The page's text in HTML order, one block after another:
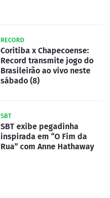
RECORD
Coritiba x Chapecoense:
Record transmite jogo do
Brasileirão ao vivo neste
sábado (8)
SBT
SBT exibe pegadinha
inspirada em “O Fim da
Rua” com Anne Hathaway